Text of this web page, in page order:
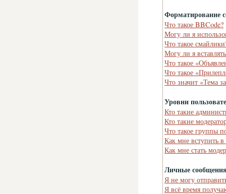
Форматирование
Что такое BBCode?
Могу ли я
Что такое
Могу ли я
Что такое
Что такое
Что значит «Тема
Уровни
Кто такие
Кто такие
Что такое группы
Как мне вступить в
Как мне стать
Личные
Я не могу
Я всё время